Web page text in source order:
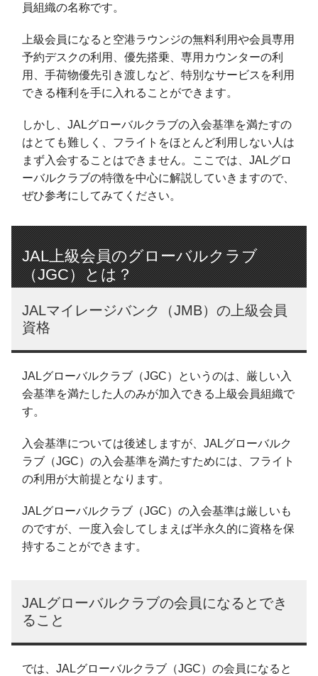
員組織の名称です。
上級会員になると空港ラウンジの無料利用や会員専用
予約デスクの利用、優先搭乗、専用カウンターの利
用、手荷物優先引き渡しなど、特別なサービスを利用
できる権利を手に入れることができます。
しかし、JALグローバルクラブの入会基準を満たすの
はとても難しく、フライトをほとんど利用しない人は
まず入会することはできません。ここでは、JALグロ
ーバルクラブの特徴を中心に解説していきますので、
ぜひ参考にしてみてください。
JAL上級会員のグローバルクラブ
（JGC）とは？
JALマイレージバンク（JMB）の上級会員
資格
JALグローバルクラブ（JGC）というのは、厳しい入
会基準を満たした人のみが加入できる上級会員組織で
す。
入会基準については後述しますが、JALグローバルク
ラブ（JGC）の入会基準を満たすためには、フライト
の利用が大前提となります。
JALグローバルクラブ（JGC）の入会基準は厳しいも
のですが、一度入会してしまえば半永久的に資格を保
持することができます。
JALグローバルクラブの会員になるとでき
ること
では、JALグローバルクラブ（JGC）の会員になると